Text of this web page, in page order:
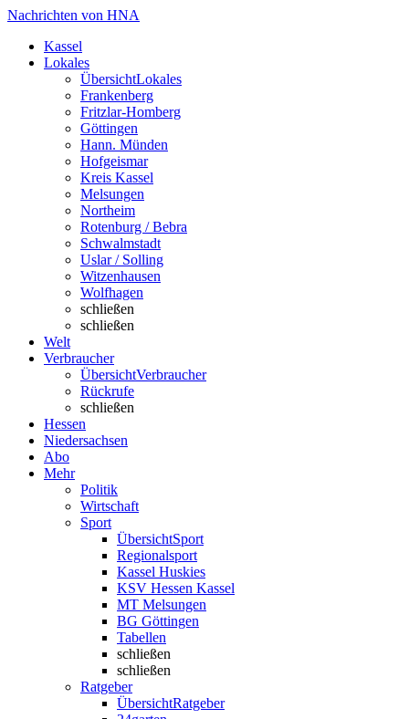
Nachrichten von HNA
Kassel
Lokales
ÜbersichtLokales
Frankenberg
Fritzlar-Homberg
Göttingen
Hann. Münden
Hofgeismar
Kreis Kassel
Melsungen
Northeim
Rotenburg / Bebra
Schwalmstadt
Uslar / Solling
Witzenhausen
Wolfhagen
schließen
schließen
Welt
Verbraucher
ÜbersichtVerbraucher
Rückrufe
schließen
Hessen
Niedersachsen
Abo
Mehr
Politik
Wirtschaft
Sport
ÜbersichtSport
Regionalsport
Kassel Huskies
KSV Hessen Kassel
MT Melsungen
BG Göttingen
Tabellen
schließen
schließen
Ratgeber
ÜbersichtRatgeber